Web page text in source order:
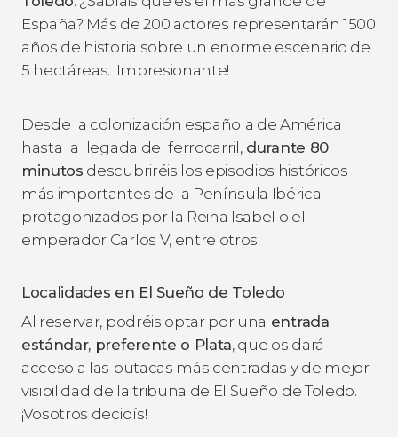
España? Más de 200 actores representarán 1500
años de historia sobre un enorme escenario de
5 hectáreas. ¡Impresionante!
Desde la colonización española de América
hasta la llegada del ferrocarril,durante 80
minutos descubriréis los episodios históricos
más importantes de la Península Ibérica
protagonizados por la Reina Isabel o el
emperador Carlos V, entre otros.
Localidades en El Sueño de Toledo
Al reservar, podréis optar por una entrada
estándar, preferente o Plata, que os dará
acceso a las butacas más centradas y de mejor
visibilidad de la tribuna de El Sueño de Toledo.
¡Vosotros decidís!